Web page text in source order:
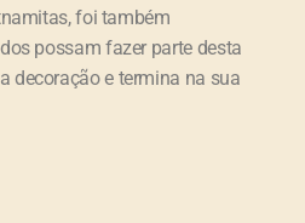
foi também
possam fazer parte desta
decoração e termina na sua